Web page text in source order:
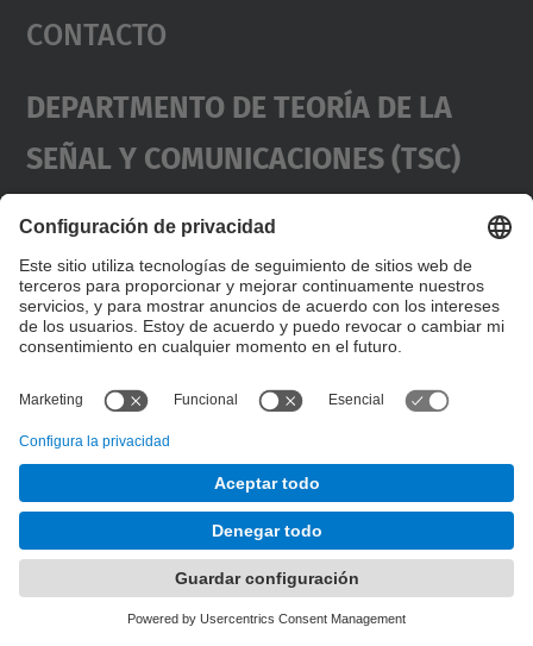
powered by
Contacto
Departmento De Teoría De La
Señal Y Comunicaciones (TSC)
Contactousd.utgcnticupc.edu
Dirección
UPC Campus Nord, C/Jordi Girona 1-3,
Edificios D3-D4-D5, 08034 Barcelona
(SPAIN)
Teléfono +34 934017486
Desarrollado con